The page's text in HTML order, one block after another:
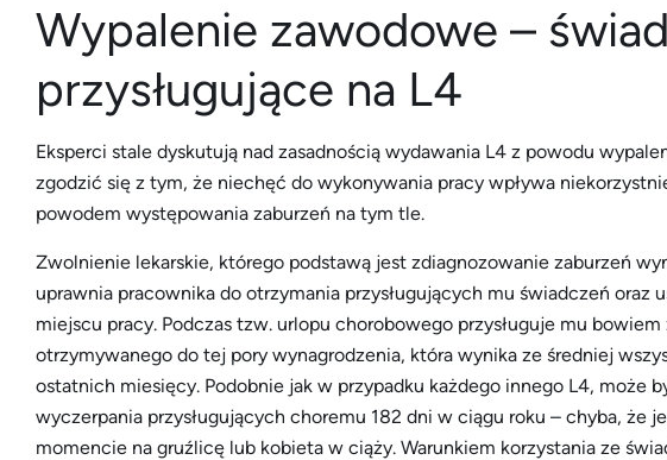
Wypalenie zawodowe –
przysługujące na L4
Eksperci stale dyskutują nad zasadnością wydawania L4 z powodu
zgodzić się z tym, że niechęć do wykonywania pracy wpływa
powodem występowania zaburzeń na tym tle.
Zwolnienie lekarskie, którego podstawą jest zdiagnozowanie zaburzeń
uprawnia pracownika do otrzymania przysługujących mu świadczeń
miejscu pracy. Podczas tzw. urlopu chorobowego przysługuje mu
otrzymywanego do tej pory wynagrodzenia, która wynika ze średniej
ostatnich miesięcy. Podobnie jak w przypadku każdego innego L4, może
wyczerpania przysługujących choremu 182 dni w ciągu roku – chyba, że
momencie na gruźlicę lub kobieta w ciąży. Warunkiem korzystania ze